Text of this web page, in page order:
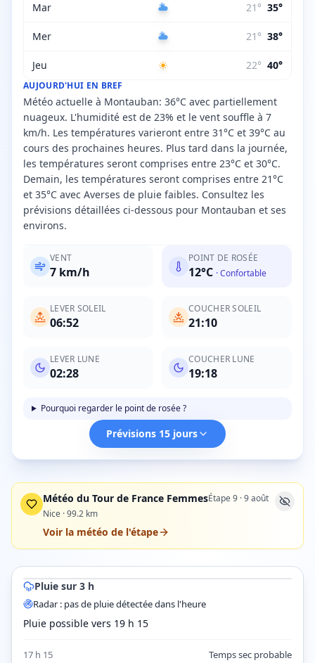
AUJOURD'HUI EN BREF
Météo actuelle à Montauban: 36°C avec partiellement
nuageux. L'humidité est de 23% et le vent souffle à 7
km/h. Les températures varieront entre 31°C et 39°C au
cours des prochaines heures. Plus tard dans la journée,
les températures seront comprises entre 23°C et 30°C.
Demain, les températures seront comprises entre 21°C
et 35°C avec Averses de pluie faibles. Consultez les
prévisions détaillées ci-dessous pour Montauban et ses
environs.
VENT
7 km/h
POINT DE ROSÉE
12°C ·Confortable
LEVER SOLEIL
06:52
COUCHER SOLEIL
21:10
LEVER LUNE
02:28
COUCHER LUNE
19:18
Pourquoi regarder le point de rosée ?
Mar 21 ° 35°
Mer 21 ° 38°
Jeu 22° 40°
Prévisions 15 jours
Météo du Tour de France FemmesÉtape9 ·9 août
Nice ·99.2 km
Voir la météo de l'étape
Toulouse Albi
Castres
Montauban
Radar pluie · Montauban
dans 10 min (15 h 35) · prévision
Pluie sur 3 h
Radar : pas de pluie détectée dans l'heure
Pluie possible vers 19 h 15
17 h 15 Temps sec probable